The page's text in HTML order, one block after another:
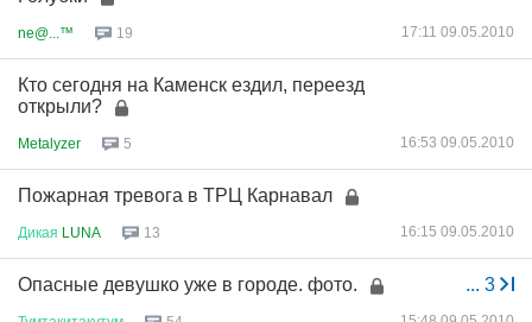
ne@...™ 19 17:11 09.05.2010
Кто сегодня на Каменск ездил, переезд
открыли?
Metalyzer 5 16:53 09.05.2010
Пожарная тревога в ТРЦ Карнавал
Дикая LUNA 13 16:15 09.05.2010
... 3
Опасные девушко уже в городе. фото.